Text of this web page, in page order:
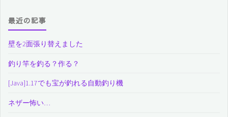
最近の記事
壁を2面張り替えました
釣り竿を釣る？作る？
[Java]1.17でも宝が釣れる自動釣り機
ネザー怖い…